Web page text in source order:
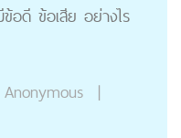
อดี ข้อเสีย อย่างไร
Anonymous |